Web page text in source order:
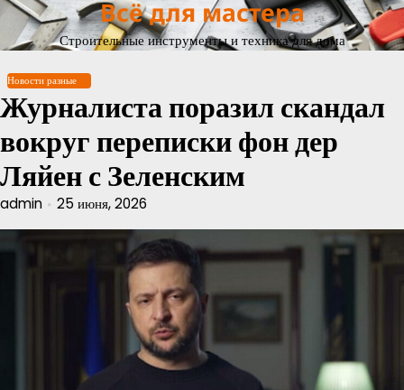
Перейти
содержимому
Всё для мастера
Строительные инструменты и техника для дома
Новости разные
Журналиста поразил скандал
вокруг переписки фон дер
Ляйен с Зеленским
admin 25 июня, 2026